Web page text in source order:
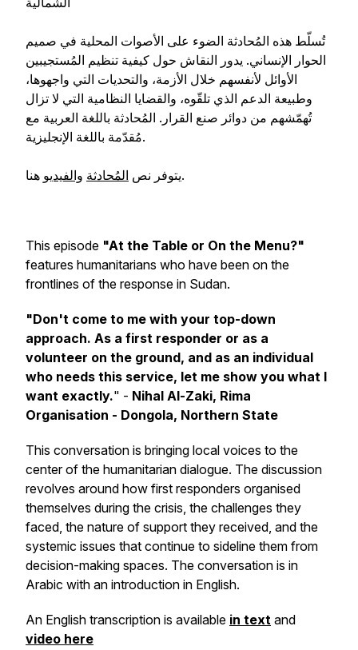
تُسلّط هذه المُحادثة الضوء على الأصوات المحلية في صميم
الحوار الإنساني. يدور النقاش حول كيفية تنظيم المُستجيبين
الأوائل لأنفسهم خلال الأزمة، والتحديات التي واجهوها،
وطبيعة الدعم الذي تلقّوه، والقضايا النظامية التي لا تزال
تُهمّشهم من دوائر صنع القرار. المُحادثة باللغة العربية مع
مُقدّمة باللغة الإنجليزية.
يتوفر نص المُحادثة والفيديو هنا.
This episode "At the Table or On the Menu?"
features humanitarians who have been on the
frontlines of the response in Sudan.
"Don't come to me with your top-down
approach. As a first responder or as a
volunteer on the ground, and as an individual
who needs this service, let me show you what I
want exactly." - Nihal Al-Zaki, Rima
Organisation - Dongola, Northern State
This conversation is bringing local voices to the
center of the humanitarian dialogue. The discussion
revolves around how first responders organised
themselves during the crisis, the challenges they
faced, the nature of support they received, and the
systemic issues that continue to sideline them from
decision-making spaces. The conversation is in
Arabic with an introduction in English.
An English transcription is available in text and
video here